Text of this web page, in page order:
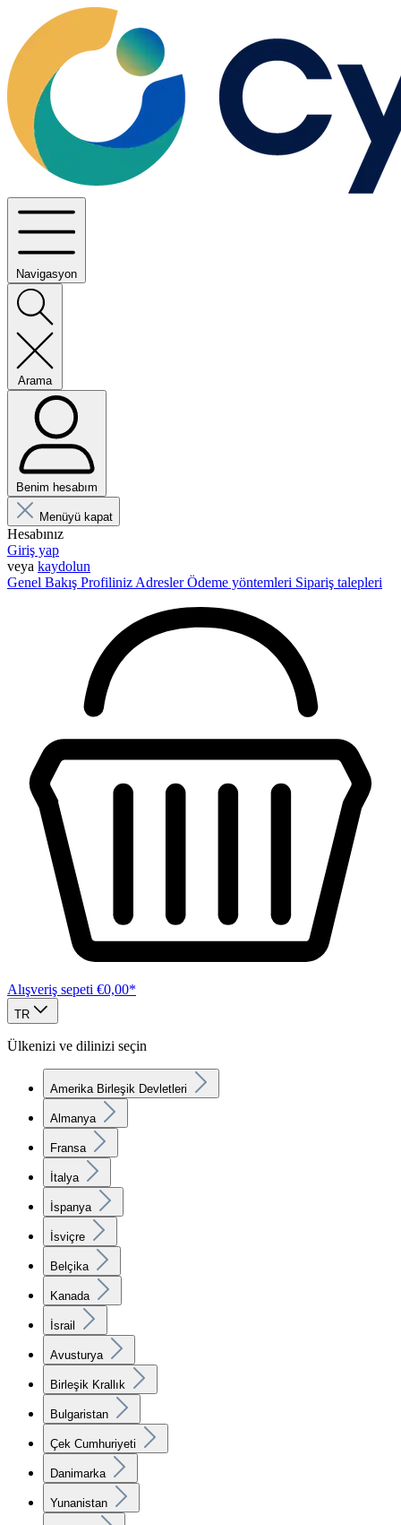
Navigasyon
Arama
Benim hesabım
Menüyü kapat
Hesabınız
Giriş yap
veya kaydolun
Genel Bakış Profiliniz AdreslerÖdeme yöntemleri Sipariş talepleri
Alışveriş sepeti €0,00*
TR
Ülkenizi ve dilinizi seçin
Amerika Birleşik Devletleri
Almanya
Fransa
İtalya
İspanya
İsviçre
Belçika
Kanada
İsrail
Avusturya
Birleşik Krallık
Bulgaristan
Çek Cumhuriyeti
Danimarka
Yunanistan